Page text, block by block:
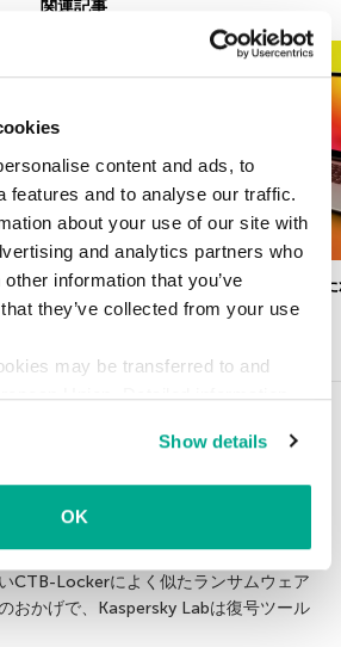
content and ads, to
features and to analyse our traffic.
about your use of our site with
and analytics partners who
information that you’ve
they’ve collected from your use
may be transferred to and
Union. Detailed information
Show details
OK
関連記事
7：Wi-Fiルーター
モバイルアプリに実
サイバー攻撃され
候
」と復号ツール
ロイの木馬Polyglot（MarsJoke）が発
CTB-Lockerによく似たランサムウェア
おかげで、Kaspersky Labは復号ツール